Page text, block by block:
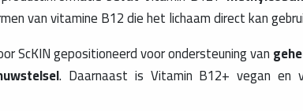
van vitamine B12 die het lichaam direct kan
ScKIN gepositioneerd voor ondersteuning van
. Daarnaast is Vitamin B12+ vegan en